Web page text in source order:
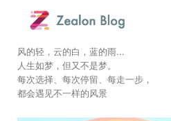
风的轻，云的白，蓝的雨...
人生如梦，但又不是梦。
每次选择、每次停留、每走一步，
都会遇见不一样的风景